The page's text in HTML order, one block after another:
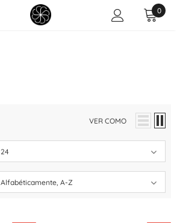
0
VER COMO
24
Alfabéticamente, A-Z